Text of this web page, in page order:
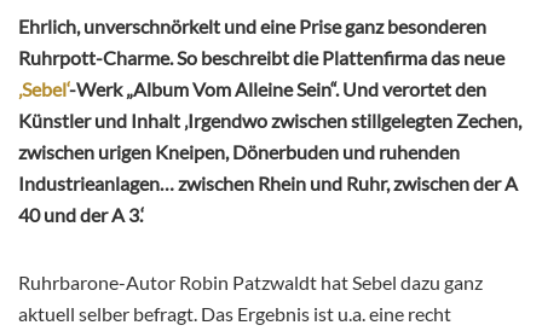
Ehrlich, unverschnörkelt und eine Prise ganz besonderen
Ruhrpott-Charme. So beschreibt die Plattenfirma das neue
‚Sebel‘-Werk „Album Vom Alleine Sein“. Und verortet den
Künstler und Inhalt ‚Irgendwo zwischen stillgelegten Zechen,
zwischen urigen Kneipen, Dönerbuden und ruhenden
Industrieanlagen… zwischen Rhein und Ruhr, zwischen der A
40 und der A 3.‘
Ruhrbarone-Autor Robin Patzwaldt hat Sebel dazu ganz
aktuell selber befragt. Das Ergebnis ist u.a. eine recht